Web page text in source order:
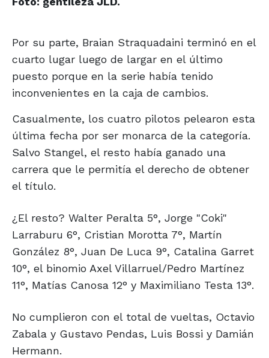
Por su parte, Braian Straquadaini terminó en el
cuarto lugar luego de largar en el último
puesto porque en la serie había tenido
inconvenientes en la caja de cambios.
Casualmente, los cuatro pilotos pelearon esta
última fecha por ser monarca de la categoría.
Salvo Stangel, el resto había ganado una
carrera que le permitía el derecho de obtener
el título.
¿El resto? Walter Peralta 5°, Jorge "Coki"
Larraburu 6°, Cristian Morotta 7°, Martín
González 8°, Juan De Luca 9°, Catalina Garret
10°, el binomio Axel Villarruel/Pedro Martínez
11°, Matías Canosa 12° y Maximiliano Testa 13°.
No cumplieron con el total de vueltas, Octavio
Zabala y Gustavo Pendas, Luis Bossi y Damián
Hermann.